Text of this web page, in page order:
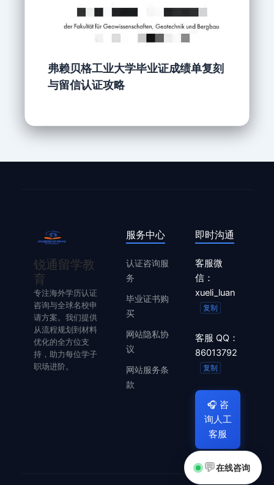
弗赖贝格工业大学毕业证成绩单复刻
与留信认证攻略
锐通留学教
育
专注海外学历认证
咨询与全球名校申
请方案。我们提供
从流程规划到材料
优化的全方位支
持，助力每位学子
职场进阶。
服务中心
认证咨询服
务
毕业证书购
买
网站隐私协
议
网站服务条
款
即时沟通
客服微
信：
xueli_luan
复制
客服 QQ：
86013792
复制
🎧 咨
询人工
客服
💬在线咨询